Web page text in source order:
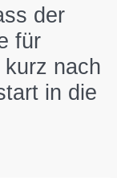
der
für
nach
in die